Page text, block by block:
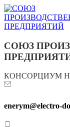
СОЮЗ
КОНСОРЦИУМ
enerym@electro-